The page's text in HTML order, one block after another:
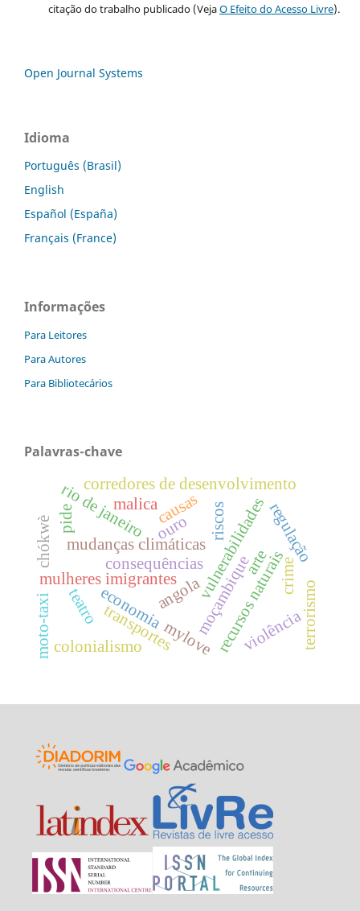
citação do trabalho publicado (VejaO Efeito do Acesso Livre).
Open Journal Systems
Idioma
Português (Brasil)
English
Español (España)
Français (France)
Informações
Para Leitores
Para Autores
Para Bibliotecários
Palavras-chave
mudanças climáticas
riscos
vulnerabilidades
economia moçambique
transportes
corredores de desenvolvimento
mulheres imigrantes
rio de janeiro
angola
arte
teatro recursos naturais
ouro regulação
causas
consequências
pide
colonialismo violência
crime
terrorismo
malica
chókwè
moto-taxi mylove